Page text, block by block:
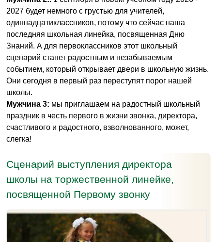
2027 будет немного с грустью для учителей,
одиннадцатиклассников, потому что сейчас наша
последняя школьная линейка, посвященная Дню
Знаний. А для первоклассников этот школьный
сценарий станет радостным и незабываемым
событием, который открывает двери в школьную жизнь.
Они сегодня в первый раз переступят порог нашей
школы.
Мужчина 3: мы приглашаем на радостный школьный
праздник в честь первого в жизни звонка, директора,
счастливого и радостного, взволнованного, может,
слегка!
Сценарий выступления директора
школы на торжественной линейке,
посвященной Первому звонку